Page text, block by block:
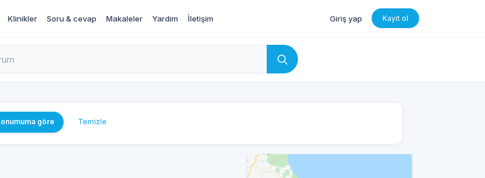
Al Giriş yap Kayıt ol
Klinikler Soru & cevap Makaleler Yardım İletişim
göre Temizle